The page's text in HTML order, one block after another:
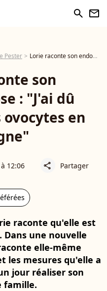
search newsletter
Pester Lorie raconte son endométriose : "J'ai dû congeler mes ovocytes en Espagne"
son
: "J'ai dû
en
12:06 share Partager
raconte qu'elle est
une nouvelle
elle-même
les mesures qu'elle a
jour réaliser son
famille.